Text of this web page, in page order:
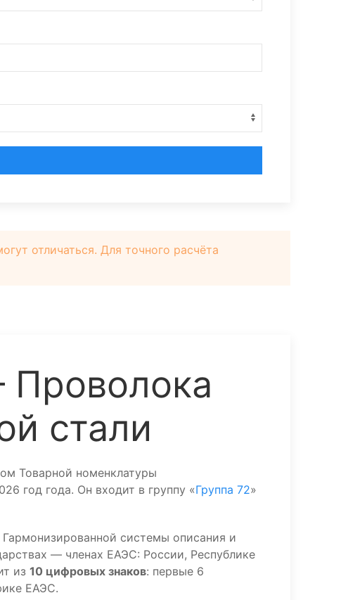
отличаться. Для точного расчёта
стали
Товарной номенклатуры
год года. Он входит в группу «Группа 72»
системы описания и
— членах ЕАЭС: России, Республике
из 10 цифровых знаков: первые 6
ЕАЭС.